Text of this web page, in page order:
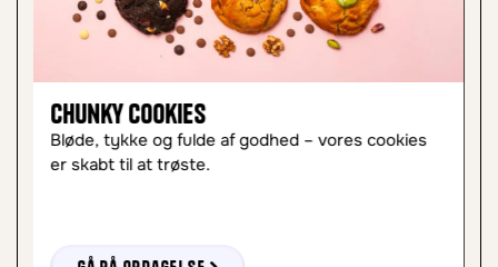
Chunky Cookies
Bløde, tykke og fulde af godhed – vores cookies
er skabt til at trøste.